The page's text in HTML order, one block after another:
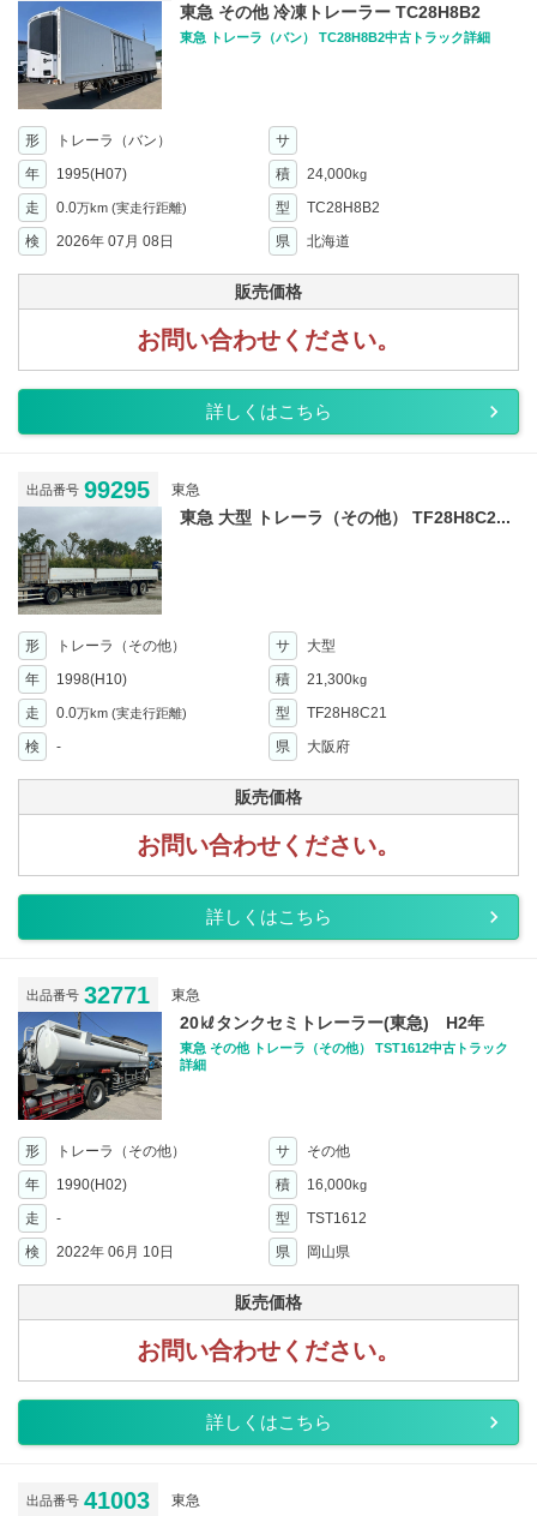
東急 その他 冷凍トレーラー TC28H8B2
東急 トレーラ（バン） TC28H8B2中古トラック詳細
形 トレーラ（バン）
サ
年
1995(H07) 積 24,000kg
走 0.0万km (実走行距離) 型
TC28H8B2
検
2026年 07月 08日 県 北海道
販売価格
お問い合わせください。
詳しくはこちら
出品番号 99295 東急
東急 大型 トレーラ（その他） TF28H8C2...
形 トレーラ（その他） サ
大型
年
1998(H10) 積 21,300kg
走 0.0万km (実走行距離) 型
TF28H8C21
検
- 県 大阪府
販売価格
お問い合わせください。
詳しくはこちら
出品番号 32771 東急
20㎘タンクセミトレーラー(東急) H2年
東急 その他 トレーラ（その他） TST1612中古トラック
詳細
形 トレーラ（その他） サ
その他
年
1990(H02) 積 16,000kg
走 - 型
TST1612
検
2022年 06月 10日 県 岡山県
販売価格
お問い合わせください。
詳しくはこちら
出品番号 41003 東急